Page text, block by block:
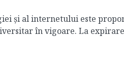
și al internetului este
în vigoare. La